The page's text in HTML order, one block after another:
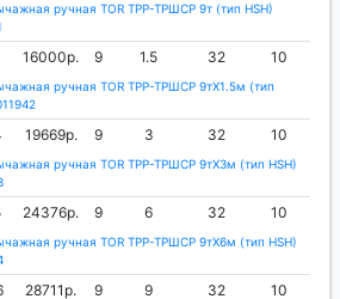
ручная TOR ТРР-ТРШСР 9т (тип HSH)
16000р. 9 1.5 32 10
ручная TOR ТРР-ТРШСР 9тХ1.5м (тип
19669р. 9 3 32 10
ручная TOR ТРР-ТРШСР 9тХ3м (тип HSH)
24376р. 9 6 32 10
ручная TOR ТРР-ТРШСР 9тХ6м (тип HSH)
28711р. 9 9 32 10